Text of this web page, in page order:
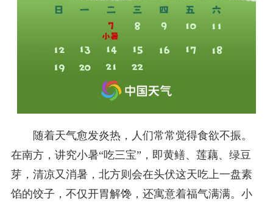
随着天气愈发炎热，人们常常觉得食欲不振。
在南方，讲究小暑“吃三宝”，即黄鳝、莲藕、绿豆
芽，清凉又消暑，北方则会在头伏这天吃上一盘素
馅的饺子，不仅开胃解馋，还寓意着福气满满。小